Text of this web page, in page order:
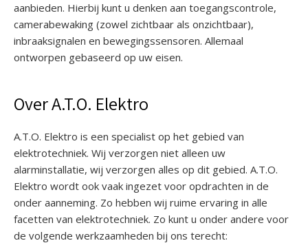
aanbieden. Hierbij kunt u denken aan toegangscontrole,
camerabewaking (zowel zichtbaar als onzichtbaar),
inbraaksignalen en bewegingssensoren. Allemaal
ontworpen gebaseerd op uw eisen.
Over A.T.O. Elektro
A.T.O. Elektro is een specialist op het gebied van
elektrotechniek. Wij verzorgen niet alleen uw
alarminstallatie, wij verzorgen alles op dit gebied. A.T.O.
Elektro wordt ook vaak ingezet voor opdrachten in de
onder aanneming. Zo hebben wij ruime ervaring in alle
facetten van elektrotechniek. Zo kunt u onder andere voor
de volgende werkzaamheden bij ons terecht: